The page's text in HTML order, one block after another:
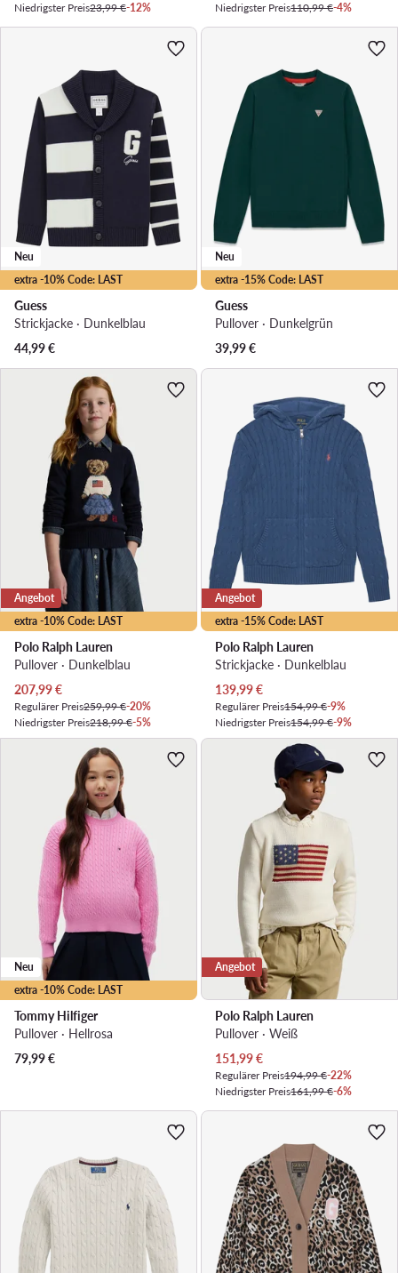
Niedrigster Preis23,99 €-12%
Niedrigster Preis110,99 €-4%
extra -10% Code: LAST
Neu
Guess
Strickjacke · Dunkelblau
44,99€
extra -15% Code: LAST
Neu
Guess
Pullover · Dunkelgrün
39,99€
extra -10% Code: LAST
Angebot
Polo Ralph Lauren
Pullover · Dunkelblau
Aktueller Preis
207,99€
Regulärer Preis259,99 €-20%
Niedrigster Preis218,99 €-5%
extra -15% Code: LAST
Angebot
Polo Ralph Lauren
Strickjacke · Dunkelblau
Aktueller Preis
139,99€
Regulärer Preis154,99 €-9%
Niedrigster Preis154,99 €-9%
extra -10% Code: LAST
Neu
Tommy Hilfiger
Pullover · Hellrosa
79,99€
Angebot
Polo Ralph Lauren
Pullover · Weiß
Aktueller Preis
151,99€
Regulärer Preis194,99 €-22%
Niedrigster Preis161,99 €-6%